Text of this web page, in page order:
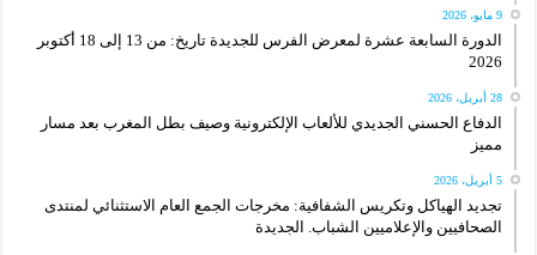
9 مايو، 2026
الدورة السابعة عشرة لمعرض الفرس للجديدة تاريخ: من 13 إلى 18 أكتوبر
2026
28 أبريل، 2026
الدفاع الحسني الجديدي للألعاب الإلكترونية وصيف بطل المغرب بعد مسار
مميز
5 أبريل، 2026
تجديد الهياكل وتكريس الشفافية: مخرجات الجمع العام الاستثنائي لمنتدى
الصحافيين والإعلاميين الشباب. الجديدة